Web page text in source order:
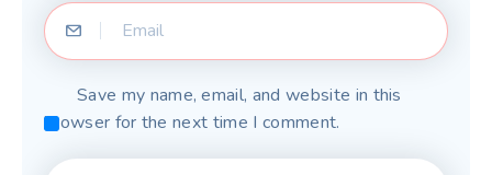
Save my name, email, and website in this
browser for the next time I comment.